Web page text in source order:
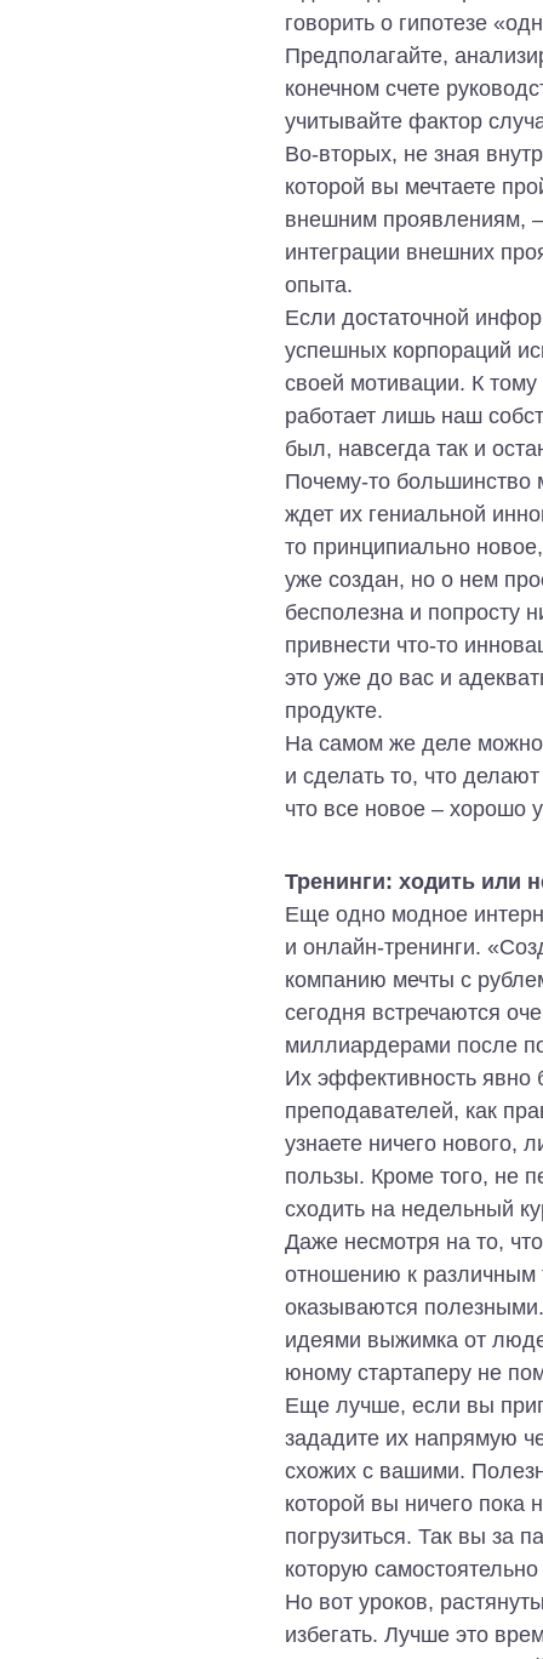
говорить о гипотезе
Предполагайте,
конечном счете
учитывайте фактор
Во-вторых, не зная
которой вы мечтаете
внешним проявлениям,
интеграции внешних
опыта.
Если достаточной
успешных корпораций
своей мотивации. К
работает лишь наш
был, навсегда так и
Почему-то большинство
ждет их гениальной
то принципиально
уже создан, но о нем
бесполезна и попросту
привнести что-то
это уже до вас и
продукте.
На самом же деле можно
и сделать то, что
что все новое – хорошо
Тренинги: ходить или
Еще одно модное
и онлайн-тренинги.
компанию мечты с
сегодня встречаются
миллиардерами после
Их эффективность явно
преподавателей, как
узнаете ничего нового,
пользы. Кроме того, не
сходить на недельный
Даже несмотря на то,
отношению к различным
оказываются
идеями выжимка от
юному стартаперу не
Еще лучше, если вы
зададите их напрямую
схожих с вашими.
которой вы ничего пока
погрузиться. Так вы за
которую
Но вот уроков,
избегать. Лучше это